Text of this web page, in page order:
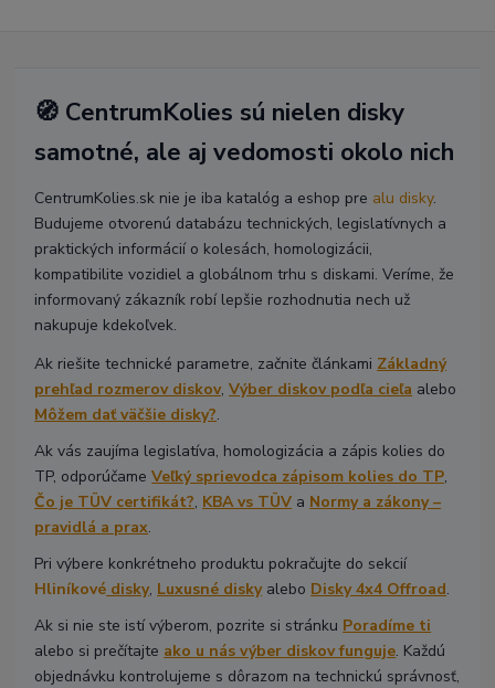
🧭 CentrumKolies sú nielen disky
samotné, ale aj vedomosti okolo nich
CentrumKolies.sk nie je iba katalóg a eshop pre alu disky.
Budujeme otvorenú databázu technických, legislatívnych a
praktických informácií o kolesách, homologizácii,
kompatibilite vozidiel a globálnom trhu s diskami. Veríme, že
informovaný zákazník robí lepšie rozhodnutia nech už
nakupuje kdekoľvek.
Ak riešite technické parametre, začnite článkami Základný
prehľad rozmerov diskov,Výber diskov podľa cieľa alebo
Môžem dať väčšie disky?.
Ak vás zaujíma legislatíva, homologizácia a zápis kolies do
TP, odporúčameVeľký sprievodca zápisom kolies do TP,
Čo je TÜV certifikát?, KBA vs TÜV a Normy a zákony –
pravidlá a prax.
Pri výbere konkrétneho produktu pokračujte do sekcií
Hliníkové disky, Luxusné diskyalebo Disky 4x4 Offroad.
Ak si nie ste istí výberom, pozrite si stránku Poradíme ti
alebo si prečítajte ako u nás výber diskov funguje. Každú
objednávku kontrolujeme s dôrazom na technickú správnosť,